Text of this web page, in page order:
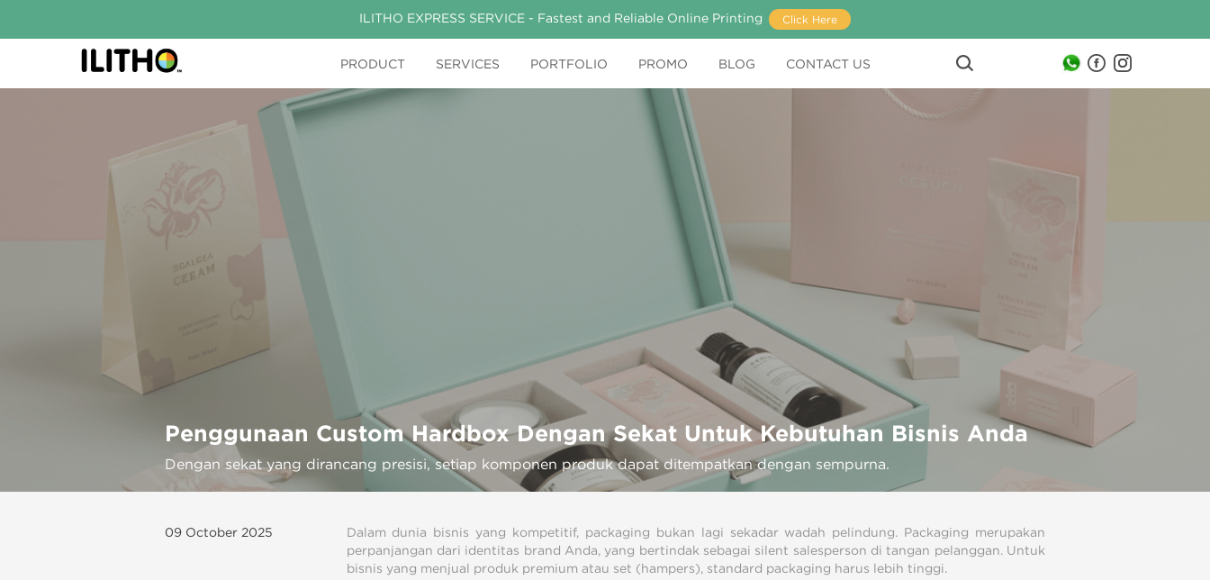
ILITHO EXPRESS SERVICE - Fastest and Reliable Online Printing Click Here
PRODUCT SERVICES PORTFOLIO PROMO BLOG CONTACT US
Penggunaan Custom Hardbox Dengan Sekat Untuk Kebutuhan Bisnis Anda
Dengan sekat yang dirancang presisi, setiap komponen produk dapat ditempatkan dengan sempurna.
09 October 2025
Dalam dunia bisnis yang kompetitif, packaging bukan lagi sekadar wadah pelindung. Packaging merupakan
perpanjangan dari identitas brand Anda, yang bertindak sebagai silent salesperson di tangan pelanggan. Untuk
bisnis yang menjual produk premium atau set (hampers), standard packaging harus lebih tinggi.